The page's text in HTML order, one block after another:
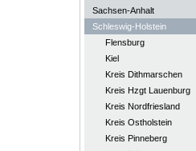
Sachsen-Anhalt
Schleswig-Holstein
Flensburg
Kiel
Kreis Dithmarschen
Kreis Hzgt Lauenburg
Kreis Nordfriesland
Kreis Ostholstein
Kreis Pinneberg